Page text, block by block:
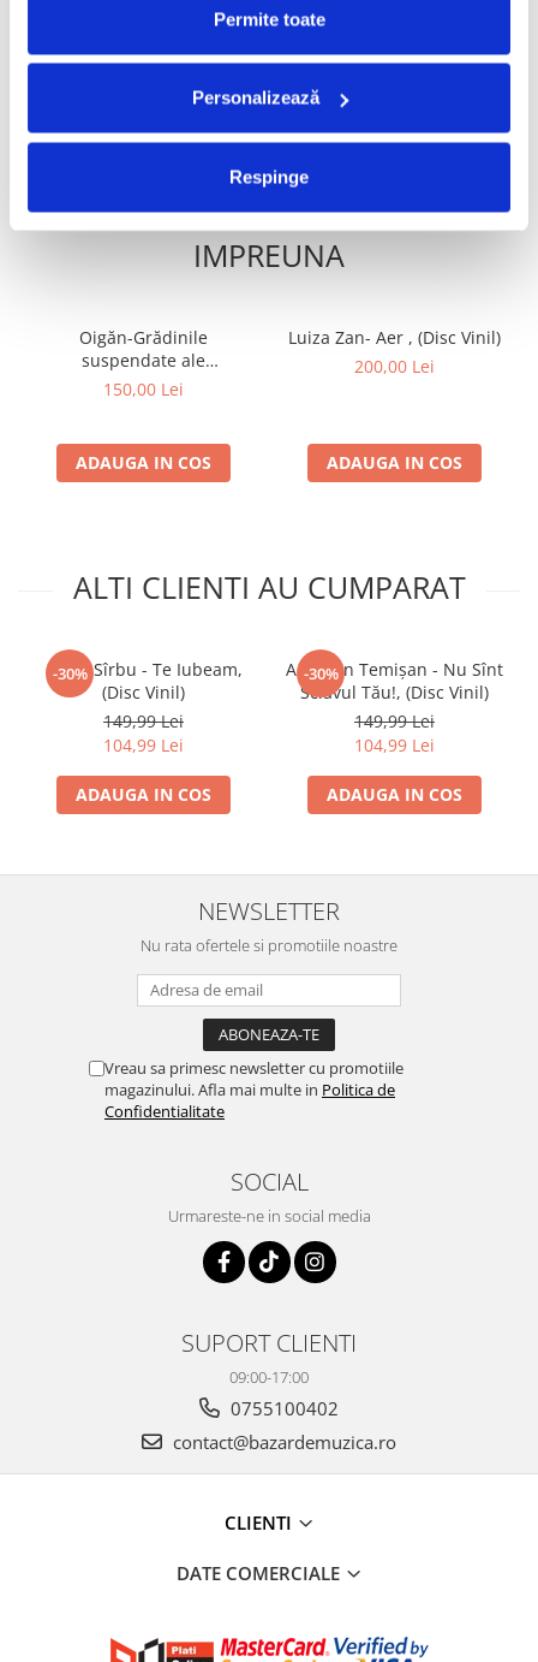
Permite toate
Personalizează
Respinge
ADAUGA IN COS ADAUGA IN COS
FRECVENT CUMPARATE
IMPREUNA
Oigăn-Grădinile
suspendate ale
indiferenței, (Disc Vinil)
150,00 Lei
ADAUGA IN COS
Luiza Zan- Aer , (Disc Vinil)
200,00 Lei
ADAUGA IN COS
ALTI CLIENTI AU CUMPARAT
-30%
Oana Sîrbu - Te Iubeam,
(Disc Vinil)
149,99 Lei
104,99 Lei
ADAUGA IN COS
-30%
Aurelian Temișan - Nu Sînt
Sclavul Tău!, (Disc Vinil)
149,99 Lei
104,99 Lei
ADAUGA IN COS
NEWSLETTER
Nu rata ofertele si promotiile noastre
Vreau sa primesc newsletter cu promotiile
magazinului. Afla mai multe in Politica de
Confidentialitate
SOCIAL
Urmareste-ne in social media
SUPORT CLIENTI
09:00-17:00
0755100402
contact@bazardemuzica.ro
CLIENTI
DATE COMERCIALE